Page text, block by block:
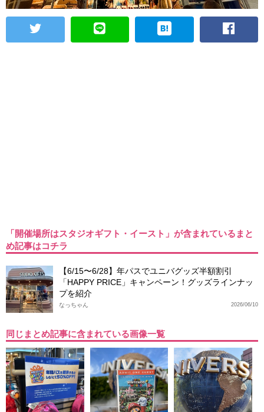
「開催場所はスタジオギフト・イースト」が含まれているまと
め記事はコチラ
【6/15〜6/28】年パスでユニバグッズ半額割引
「HAPPY PRICE」キャンペーン！グッズラインナッ
プを紹介
2026/06/10
なっちゃん
同じまとめ記事に含まれている画像一覧